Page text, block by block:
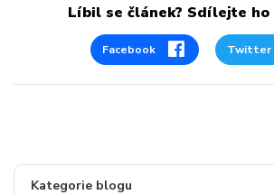
Kategorie blogu
Líbil se článek? Sdílejte
Facebook Twitter